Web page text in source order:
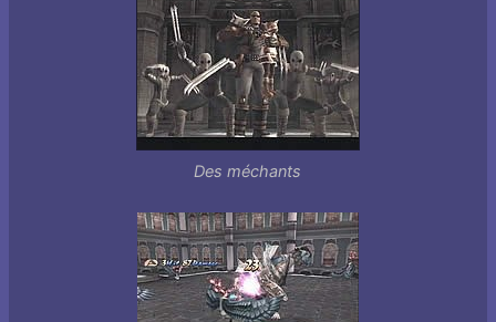
Des méchants